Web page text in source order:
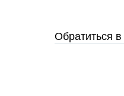
Обратиться